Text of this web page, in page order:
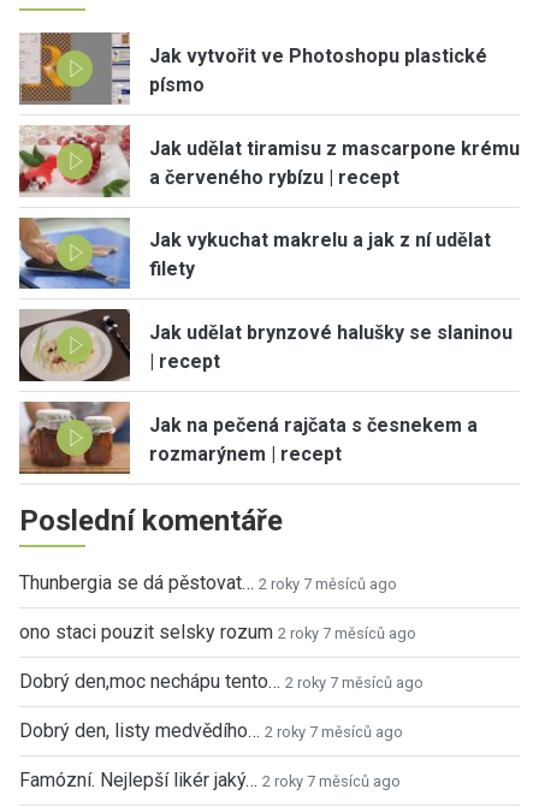
Jak vytvořit ve Photoshopu plastické
písmo
Jak udělat tiramisu z mascarpone krému
a červeného rybízu | recept
Jak vykuchat makrelu a jak z ní udělat
filety
Jak udělat brynzové halušky se slaninou
| recept
Jak na pečená rajčata s česnekem a
rozmarýnem | recept
Poslední komentáře
Thunbergia se dá pěstovat… 2 roky 7 měsíců ago
ono staci pouzit selsky rozum 2 roky 7 měsíců ago
Dobrý den,moc nechápu tento… 2 roky 7 měsíců ago
Dobrý den, listy medvědího… 2 roky 7 měsíců ago
Famózní. Nejlepší likér jaký… 2 roky 7 měsíců ago